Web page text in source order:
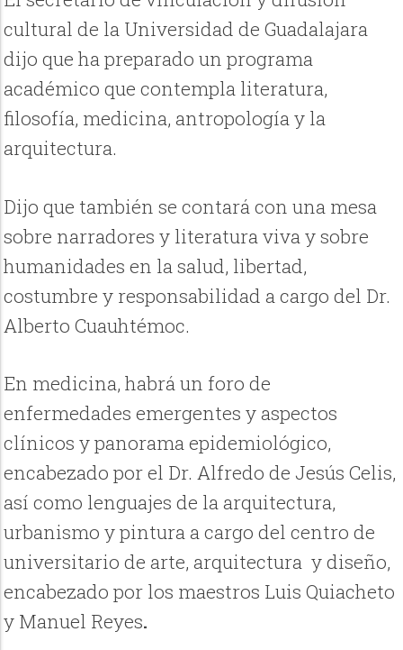
cultural de la Universidad de Guadalajara
dijo que ha preparado un programa
académico que contempla literatura,
filosofía, medicina, antropología y la
arquitectura.
Dijo que también se contará con una mesa
sobre narradores y literatura viva y sobre
humanidades en la salud, libertad,
costumbre y responsabilidad a cargo del Dr.
Alberto Cuauhtémoc.
En medicina, habrá un foro de
enfermedades emergentes y aspectos
clínicos y panorama epidemiológico,
encabezado por el Dr. Alfredo de Jesús Celis,
así como lenguajes de la arquitectura,
urbanismo y pintura a cargo del centro de
universitario de arte, arquitectura y diseño,
encabezado por los maestros Luis Quiacheto
y Manuel Reyes.